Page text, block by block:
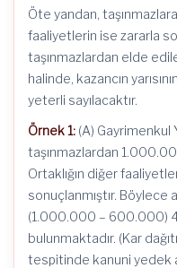
Öte yandan,
faaliyetlerin ise zararla
taşınmazlardan elde
halinde, kazancın
yeterli sayılacaktır.
Örnek 1: (A) Gayrimenkul
taşınmazlardan
Ortaklığın diğer
sonuçlanmıştır. Böylece
(1.000.000 – 600.000)
bulunmaktadır. (Kar
tespitinde kanuni yedek